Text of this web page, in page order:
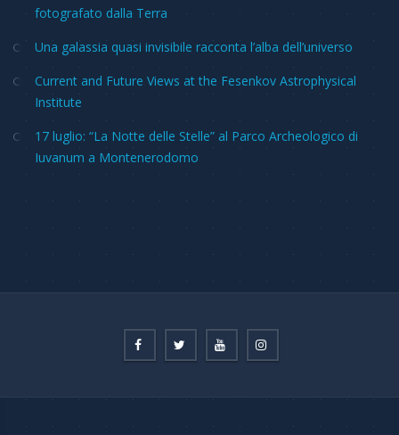
fotografato dalla Terra
Una galassia quasi invisibile racconta l’alba dell’universo
Current and Future Views at the Fesenkov Astrophysical
Institute
17 luglio: “La Notte delle Stelle” al Parco Archeologico di
Iuvanum a Montenerodomo